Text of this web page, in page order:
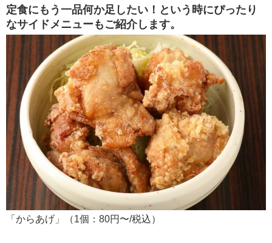
定食にもう一品何か足したい！という時にぴったり
なサイドメニューもご紹介します。
「からあげ」（1個：80円〜/税込）